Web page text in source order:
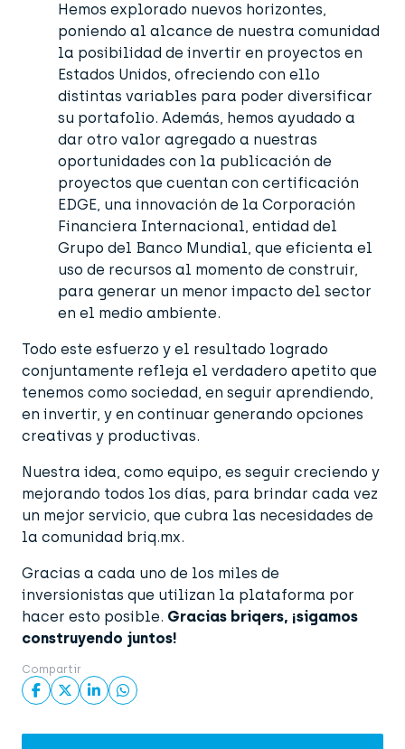
Compartir
Hemos explorado nuevos horizontes,
poniendo al alcance de nuestra comunidad
la posibilidad de invertir en proyectos en
Estados Unidos, ofreciendo con ello
distintas variables para poder diversificar
su portafolio. Además, hemos ayudado a
dar otro valor agregado a nuestras
oportunidades con la publicación de
proyectos que cuentan con certificación
EDGE, una innovación de la Corporación
Financiera Internacional, entidad del
Grupo del Banco Mundial, que eficienta el
uso de recursos al momento de construir,
para generar un menor impacto del sector
en el medio ambiente.
Todo este esfuerzo y el resultado logrado
conjuntamente refleja el verdadero apetito que
tenemos como sociedad, en seguir aprendiendo,
en invertir, y en continuar generando opciones
creativas y productivas.
Nuestra idea, como equipo, es seguir creciendo y
mejorando todos los días, para brindar cada vez
un mejor servicio, que cubra las necesidades de
la comunidad briq.mx.
Gracias a cada uno de los miles de
inversionistas que utilizan la plataforma por
hacer esto posible. Gracias briqers, ¡sigamos
construyendo juntos!